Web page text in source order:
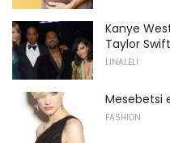
Kanye
Taylor
LINALELI
Mesebetsi
FASHION